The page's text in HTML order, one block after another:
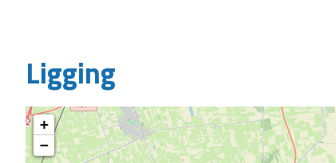
Ligging
+
−